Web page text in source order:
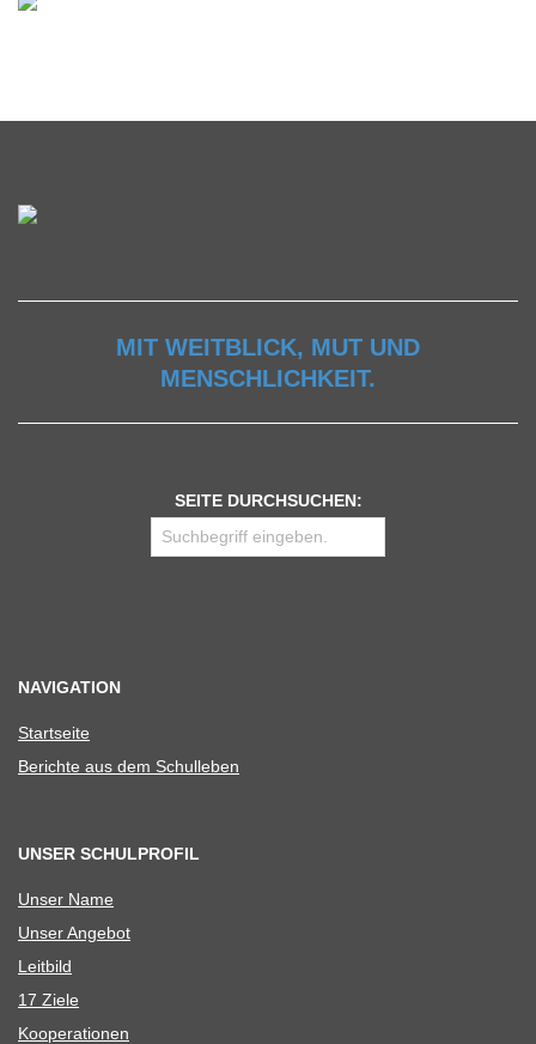
MIT WEITBLICK, MUT UND
MENSCHLICHKEIT.
SEITE DURCHSUCHEN:
NAVIGATION
Start­seite
Berichte aus dem Schulleben
UNSER SCHULPROFIL
Unser Name
Unser Ange­bot
Leit­bild
17 Ziele
Koope­ra­tio­nen